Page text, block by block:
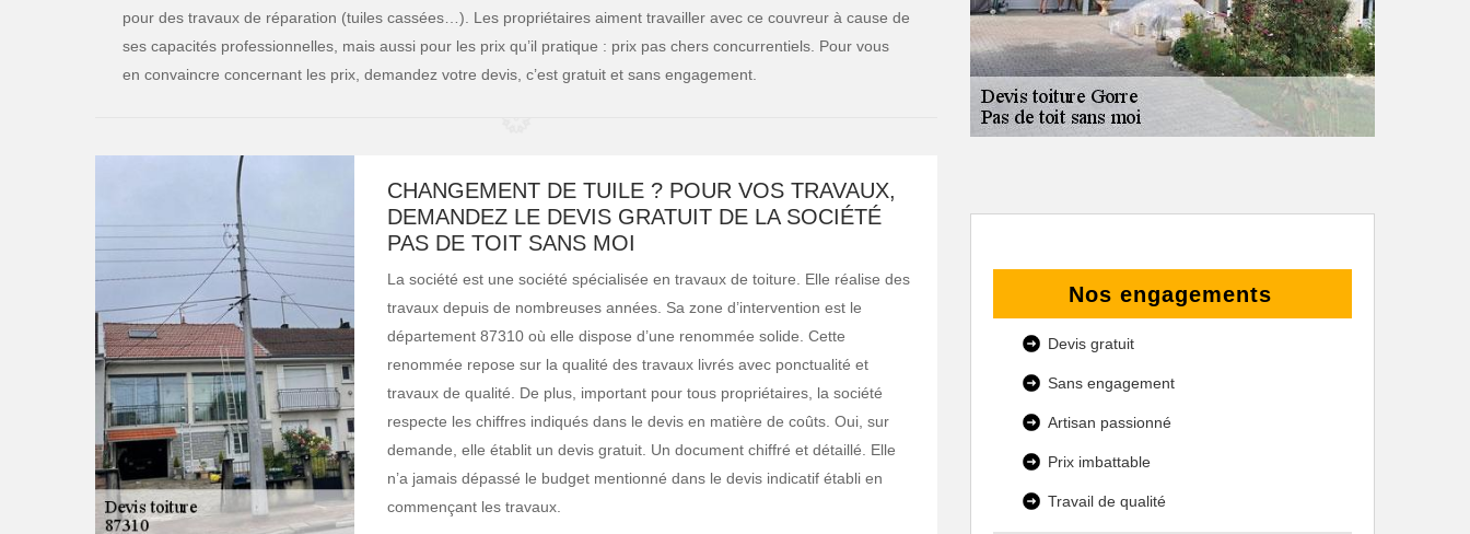
pour des travaux de réparation (tuiles cassées…). Les propriétaires aiment travailler avec ce couvreur à cause de
ses capacités professionnelles, mais aussi pour les prix qu’il pratique : prix pas chers concurrentiels. Pour vous
en convaincre concernant les prix, demandez votre devis, c’est gratuit et sans engagement.
CHANGEMENT DE TUILE ? POUR VOS TRAVAUX,
DEMANDEZ LE DEVIS GRATUIT DE LA SOCIÉTÉ
PAS DE TOIT SANS MOI
La société est une société spécialisée en travaux de toiture. Elle réalise des
travaux depuis de nombreuses années. Sa zone d’intervention est le
département 87310 où elle dispose d’une renommée solide. Cette
renommée repose sur la qualité des travaux livrés avec ponctualité et
travaux de qualité. De plus, important pour tous propriétaires, la société
respecte les chiffres indiqués dans le devis en matière de coûts. Oui, sur
demande, elle établit un devis gratuit. Un document chiffré et détaillé. Elle
n’a jamais dépassé le budget mentionné dans le devis indicatif établi en
commençant les travaux.
Nos engagements
Devis gratuit
Sans engagement
Artisan passionné
Prix imbattable
Travail de qualité